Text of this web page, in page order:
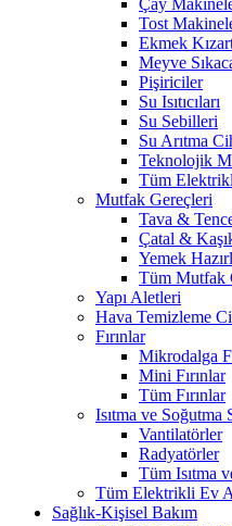
Çay
Tost
Ekmek
Meyve
Pişiriciler
Su Isıtıcıları
Su Sebilleri
Su Arıtma
Teknolojik
Tüm
Mutfak Gereçleri
Tava &
Çatal &
Yemek
Tüm Mutfak
Yapı Aletleri
Hava Temizleme
Fırınlar
Mikrodalga
Mini Fırınlar
Tüm Fırınlar
Isıtma ve Soğutma
Vantilatörler
Radyatörler
Tüm Isıtma
Tüm Elektrikli Ev
Sağlık-Kişisel Bakım